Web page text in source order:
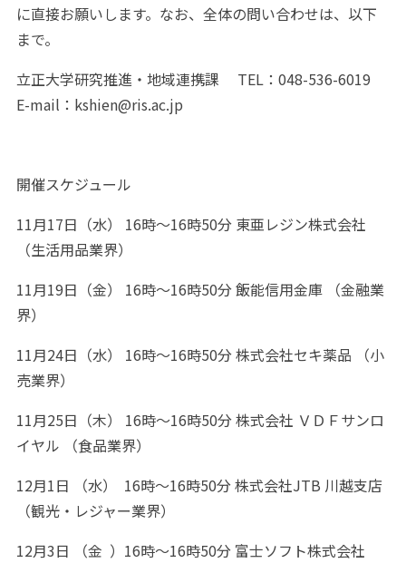
に直接お願いします。なお、全体の問い合わせは、以下
まで。
立正大学研究推進・地域連携課 TEL：048-536-6019
E-mail：kshien@ris.ac.jp
開催スケジュール
11月17日（水） 16時～16時50分 東亜レジン株式会社
（生活用品業界）
11月19日（金） 16時～16時50分 飯能信用金庫 （金融業
界）
11月24日（水） 16時～16時50分 株式会社セキ薬品 （小
売業界）
11月25日（木） 16時～16時50分 株式会社 ＶＤＦサンロ
イヤル （食品業界）
12月1日 （水） 16時～16時50分 株式会社JTB 川越支店
（観光・レジャー業界）
12月3日 （金 ）16時～16時50分 富士ソフト株式会社